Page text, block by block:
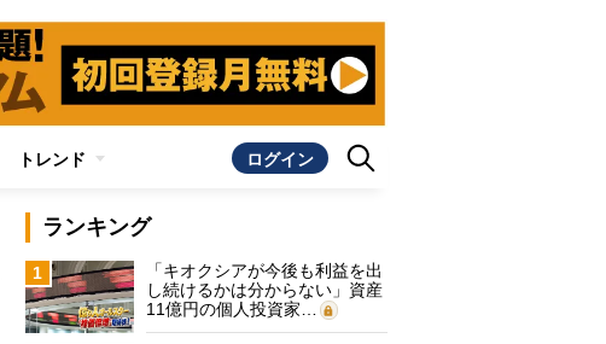
トレンド ログイン
ランキング
1
「キオクシアが今後も利益を出
し続けるかは分からない」資産
11億円の個人投資家…